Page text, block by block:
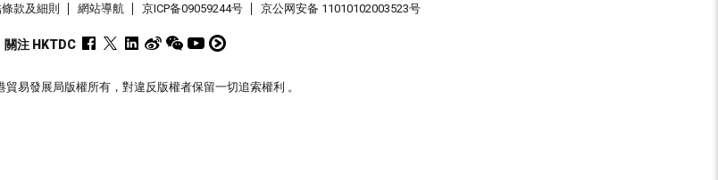
款及細則 網站導航 京ICP备09059244号 京公网安备 11010102003523号
關注 HKTDC
貿易發展局版權所有，對違反版權者保留一切追索權利 。